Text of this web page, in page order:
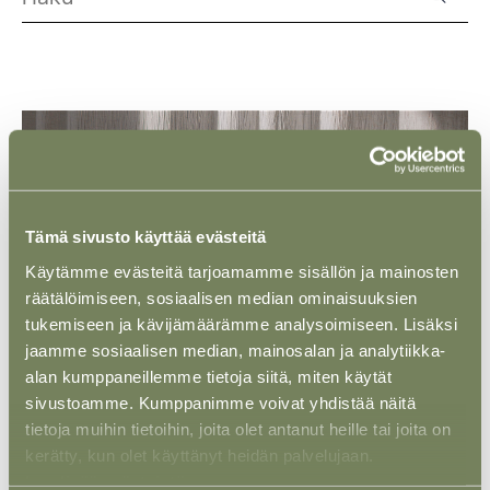
Tämä sivusto käyttää evästeitä
Käytämme evästeitä tarjoamamme sisällön ja mainosten
räätälöimiseen, sosiaalisen median ominaisuuksien
tukemiseen ja kävijämäärämme analysoimiseen. Lisäksi
jaamme sosiaalisen median, mainosalan ja analytiikka-
alan kumppaneillemme tietoja siitä, miten käytät
sivustoamme. Kumppanimme voivat yhdistää näitä
tietoja muihin tietoihin, joita olet antanut heille tai joita on
kerätty, kun olet käyttänyt heidän palvelujaan.
NÄKÖKULMA 29 TAMMI 2026
Harjoitteluohjelmamme uudistuvat